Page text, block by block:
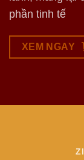
phần tinh tế
XEM NGAY